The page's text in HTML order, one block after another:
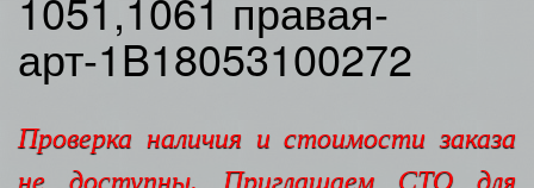
арт-1B18053100272
Проверка наличия и стоимости заказа
не доступны. Приглашаем СТО для